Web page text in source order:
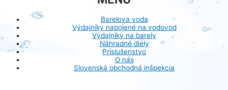
Barelova voda
Výdajníky napojené na vodovod
Výdajníky na barely
Náhradné diely
Príslušenstvo
O nás
Slovenská obchodná inšpekcia